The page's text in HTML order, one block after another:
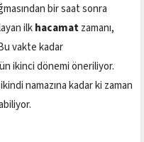
bir saat sonra
ilkhacamatzamanı,
vakte kadar
ikinci dönemi öneriliyor.
namazına kadar ki zaman